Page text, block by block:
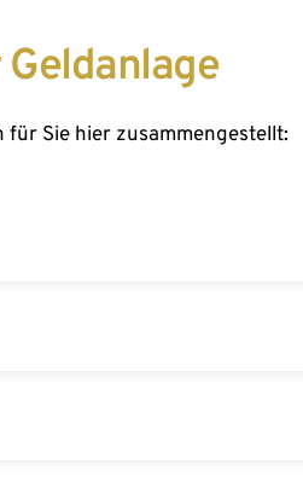
Sie hier zusammengestellt: